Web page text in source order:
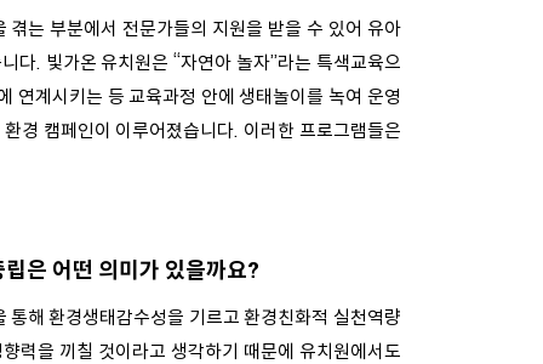
는 부분에서 전문가들의 지원을 받을 수 있어 유아
다. 빛가온 유치원은 “자연아 놀자”라는 특색교육으
연계시키는 등 교육과정 안에 생태놀이를 녹여 운영
경 캠페인이 이루어졌습니다. 이러한 프로그램들은
은 어떤 의미가 있을까요?
해 환경생태감수성을 기르고 환경친화적 실천역량
력을 끼칠 것이라고 생각하기 때문에 유치원에서도